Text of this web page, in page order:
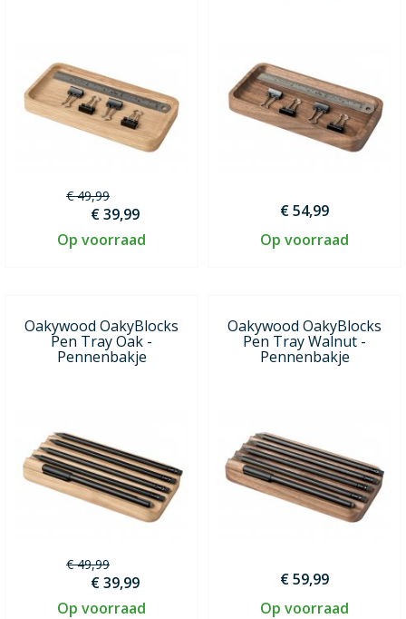
€ 49,99
€ 39,99
Op voorraad
€ 54,99
Op voorraad
Oakywood OakyBlocks
Pen Tray Oak -
Pennenbakje
€ 49,99
€ 39,99
Op voorraad
Oakywood OakyBlocks
Pen Tray Walnut -
Pennenbakje
€ 59,99
Op voorraad